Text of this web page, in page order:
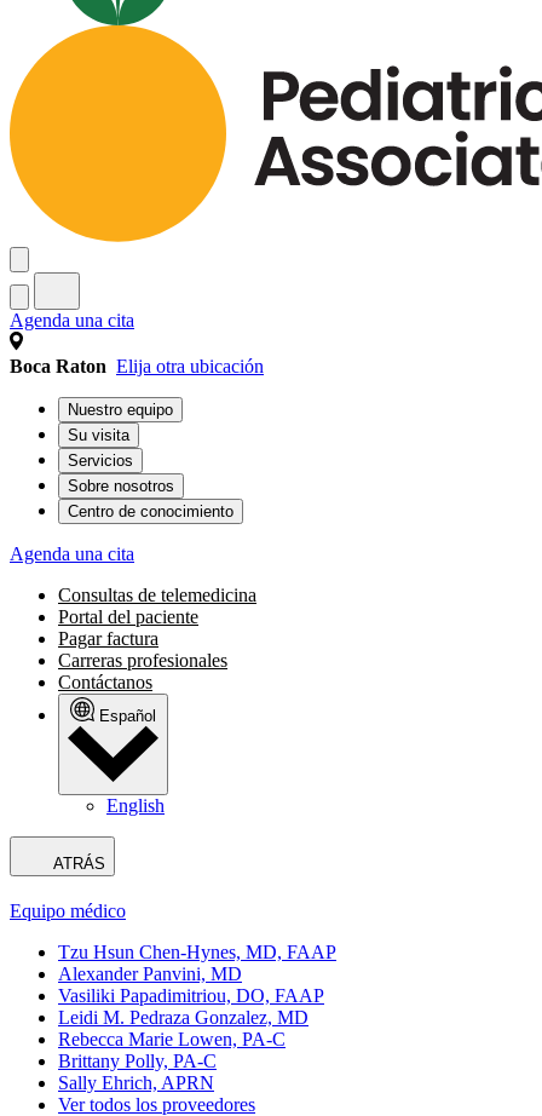
Agenda una cita
Boca Raton Elija otra ubicación
Nuestro equipo
Su visita
Servicios
Sobre nosotros
Centro de conocimiento
Agenda una cita
Consultas de telemedicina
Portal del paciente
Pagar factura
Carreras profesionales
Contáctanos
Español
English
ATRÁS
Equipo médico
Tzu Hsun Chen-Hynes, MD, FAAP
Alexander Panvini, MD
Vasiliki Papadimitriou, DO, FAAP
Leidi M. Pedraza Gonzalez, MD
Rebecca Marie Lowen, PA-C
Brittany Polly, PA-C
Sally Ehrich, APRN
Ver todos los proveedores